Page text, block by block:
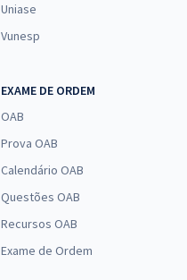
Uniase
Vunesp
EXAME DE ORDEM
OAB
Prova OAB
Calendário OAB
Questões OAB
Recursos OAB
Exame de Ordem